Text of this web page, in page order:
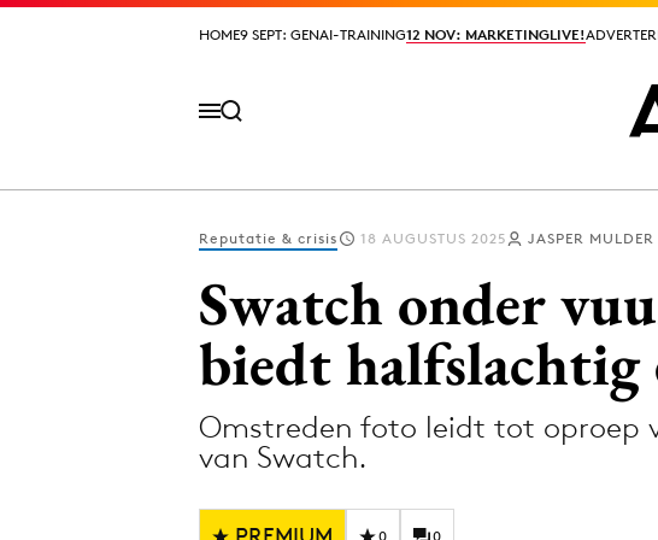
HOME9 SEPT: GENAI-TRAINING12 NOV: MARKETINGLIVE!
HOME9 SEPT: GENAI-TRAINING12 NOV: MARKETINGLIVE!
Design
Diversiteit
Reputatie & crisis 18 AUGUSTUS 2025 JASPER MULDER
Swatch onder
biedt halfslachtig
Omstreden foto leidt tot oproep
van Swatch.
0 0